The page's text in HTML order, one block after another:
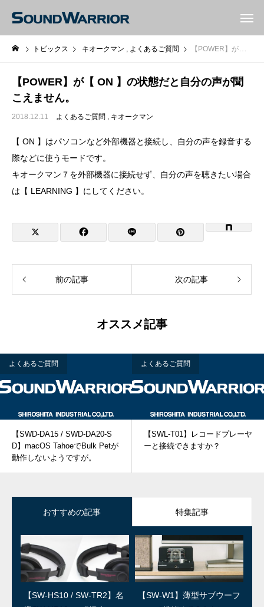
トピックス キオークマン よくあるご質問 【POWER】が【 ON 】の状態だと自分の声が聞こえません。
【POWER】が【 ON 】の状態だと自分の声が聞
こえません。
2018.12.11 よくあるご質問 キオークマン
【 ON 】はパソコンなど外部機器と接続し、自分の声を録音する
際などに使うモードです。
キオークマン７を外部機器に接続せず、自分の声を聴きたい場合
は【 LEARNING 】にしてください。
前の記事 次の記事
オススメ記事
よくあるご質問
【SWD-DA15 / SWD-DA20-S
D】macOS TahoeでBulk Petが
動作しないようですが。
よくあるご質問
【SWL-T01】レコードプレーヤ
ーと接続できますか？
おすすめの記事 特集記事
【SW-HS10 / SW-TR2】名
【SW-W1】薄型サブウーフ
SWユーザー訪問：第5回 上
SWユーザー訪問：第4回/島